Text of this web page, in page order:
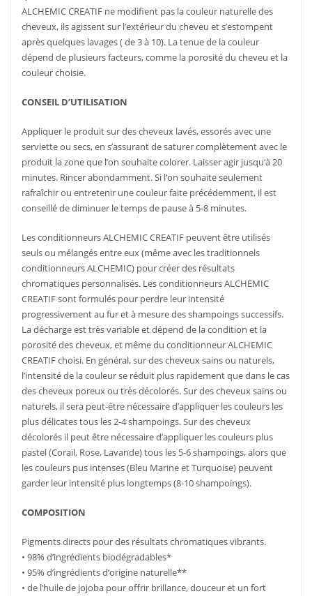
ALCHEMIC CREATIF ne modifient pas la couleur naturelle des
cheveux, ils agissent sur l’extérieur du cheveu et s’estompent
après quelques lavages ( de 3 à 10). La tenue de la couleur
dépend de plusieurs facteurs, comme la porosité du cheveu et la
couleur choisie.
CONSEIL D’UTILISATION
Appliquer le produit sur des cheveux lavés, essorés avec une
serviette ou secs, en s’assurant de saturer complètement avec le
produit la zone que l’on souhaite colorer. Laisser agir jusqu’à 20
minutes. Rincer abondamment. Si l’on souhaite seulement
rafraîchir ou entretenir une couleur faite précédemment, il est
conseillé de diminuer le temps de pause à 5-8 minutes.
Les conditionneurs ALCHEMIC CREATIF peuvent être utilisés
seuls ou mélangés entre eux (même avec les traditionnels
conditionneurs ALCHEMIC) pour créer des résultats
chromatiques personnalisés. Les conditionneurs ALCHEMIC
CREATIF sont formulés pour perdre leur intensité
progressivement au fur et à mesure des shampoings successifs.
La décharge est très variable et dépend de la condition et la
porosité des cheveux, et même du conditionneur ALCHEMIC
CREATIF choisi. En général, sur des cheveux sains ou naturels,
l’intensité de la couleur se réduit plus rapidement que dans le cas
des cheveux poreux ou très décolorés. Sur des cheveux sains ou
naturels, il sera peut-être nécessaire d’appliquer les couleurs les
plus délicates tous les 2-4 shampoings. Sur des cheveux
décolorés il peut être nécessaire d’appliquer les couleurs plus
pastel (Corail, Rose, Lavande) tous les 5-6 shampoings, alors que
les couleurs pus intenses (Bleu Marine et Turquoise) peuvent
garder leur intensité plus longtemps (8-10 shampoings).
COMPOSITION
Pigments directs pour des résultats chromatiques vibrants.
• 98% d’ingrédients biodégradables*
• 95% d’ingrédients d’origine naturelle**
• de l’huile de jojoba pour offrir brillance, douceur et un fort